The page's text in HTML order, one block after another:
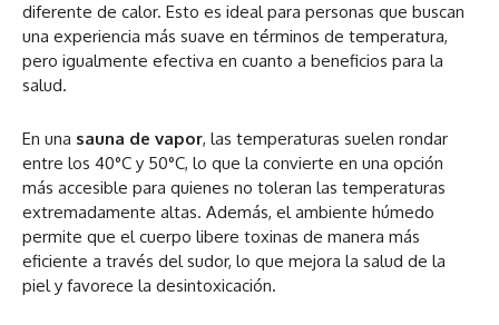
diferente de calor. Esto es ideal para personas que buscan
una experiencia más suave en términos de temperatura,
pero igualmente efectiva en cuanto a beneficios para la
salud.
En una sauna de vapor, las temperaturas suelen rondar
entre los 40°C y 50°C, lo que la convierte en una opción
más accesible para quienes no toleran las temperaturas
extremadamente altas. Además, el ambiente húmedo
permite que el cuerpo libere toxinas de manera más
eficiente a través del sudor, lo que mejora la salud de la
piel y favorece la desintoxicación.